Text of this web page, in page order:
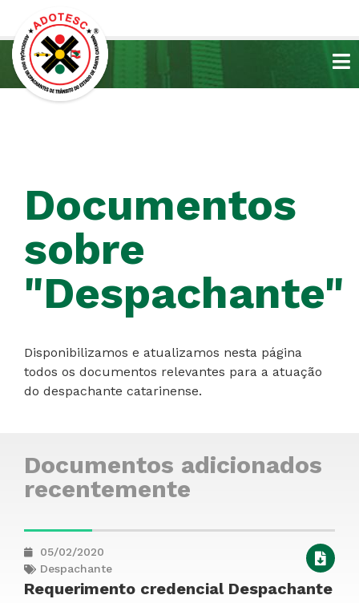
Documentos
sobre
"Despachante"
Disponibilizamos e atualizamos nesta página
todos os documentos relevantes para a atuação
do despachante catarinense.
Documentos adicionados
recentemente
05/02/2020
Despachante
Requerimento credencial Despachante